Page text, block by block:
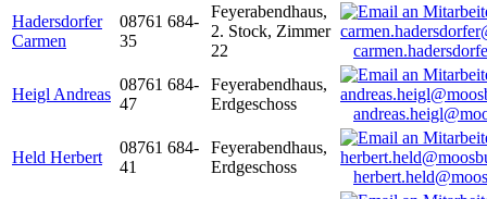
Hadersdorfer
Carmen
08761 684-
35
Feyerabendhaus,
2. Stock, Zimmer
22
Heigl Andreas
08761 684-
47
Feyerabendhaus,
Erdgeschoss
Held Herbert
08761 684-
41
Feyerabendhaus,
Erdgeschoss